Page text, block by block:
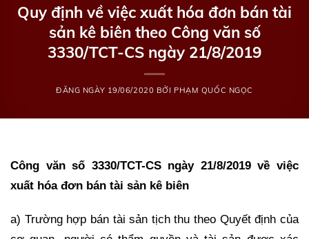
Quy định về việc xuất hóa đơn bán tài
sản kê biên theo Công văn số
3330/TCT-CS ngày 21/8/2019
ĐĂNG NGÀY 19/06/2020 BỞI PHẠM QUỐC NGỌC
Công văn số 3330/TCT-CS ngày 21/8/2019 về việc
xuất hóa đơn bán tài sản kê biên
a) Trường hợp bán tài sản tịch thu theo Quyết định của